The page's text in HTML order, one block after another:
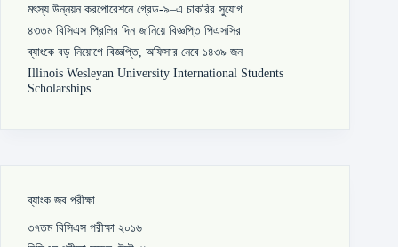
মৎস্য উন্নয়ন করপোরেশনে গ্রেড-৯–এ চাকরির সুযোগ
৪৩তম বিসিএস প্রিলির দিন জানিয়ে বিজ্ঞপ্তি পিএসসির
ব্যাংকে বড় নিয়োগে বিজ্ঞপ্তি, অফিসার নেবে ১৪৩৯ জন
Illinois Wesleyan University International Students
Scholarships
ব্যাংক জব পরীক্ষা
৩৭তম বিসিএস পরীক্ষা ২০১৬